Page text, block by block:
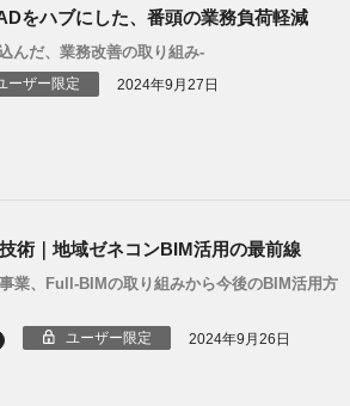
をハブにした、番頭の業務負荷軽減
んだ、業務改善の取り組み-
ーザー限定 2024年9月27日
術｜地域ゼネコンBIM活用の最前線
業、Full-BIMの取り組みから今後のBIM活用方
ユーザー限定 2024年9月26日